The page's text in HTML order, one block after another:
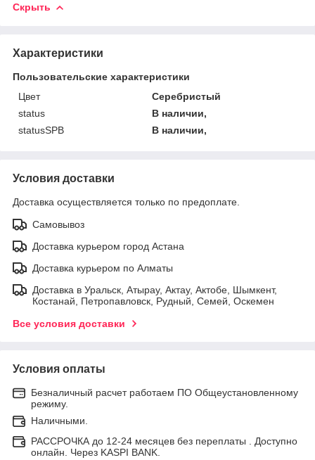
Скрыть
Характеристики
Пользовательские характеристики
Цвет
Серебристый
status
В наличии,
statusSPB
В наличии,
Условия доставки
Доставка осуществляется только по предоплате.
Самовывоз
Доставка курьером город Астана
Доставка курьером по Алматы
Доставка в Уральск, Атырау, Актау, Актобе, Шымкент,
Костанай, Петропавловск, Рудный, Семей, Оскемен
Все условия доставки
Условия оплаты
Безналичный расчет работаем ПО Общеустановленному
режиму.
Наличными.
РАССРОЧКА до 12-24 месяцев без переплаты . Доступно
онлайн. Через KASPI BANK.